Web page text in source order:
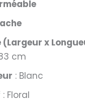
(Largeur x
cm
: Blanc
: Floral